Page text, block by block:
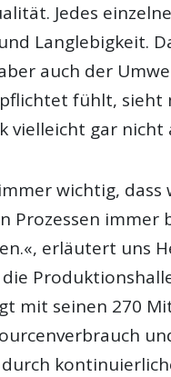
Jedes
Langlebigkeit.
auch der
fühlt, sieht
vielleicht gar nicht
wichtig, dass
Prozessen immer
erläutert uns
mit seinen 270